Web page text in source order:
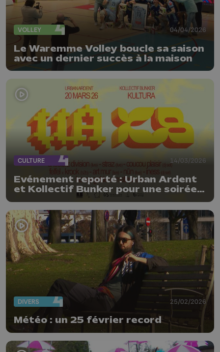
VOLLEY 04/04/2026
Le Waremme Volley boucle sa saison
avec un dernier succès à la maison
CULTURE 14/03/2026
Evénement reporté : Urban Ardent
et Kollectif Bunker pour une soirée
entre Hip-Hop et Electro
DIVERS 25/02/2026
Météo : un 25 février record